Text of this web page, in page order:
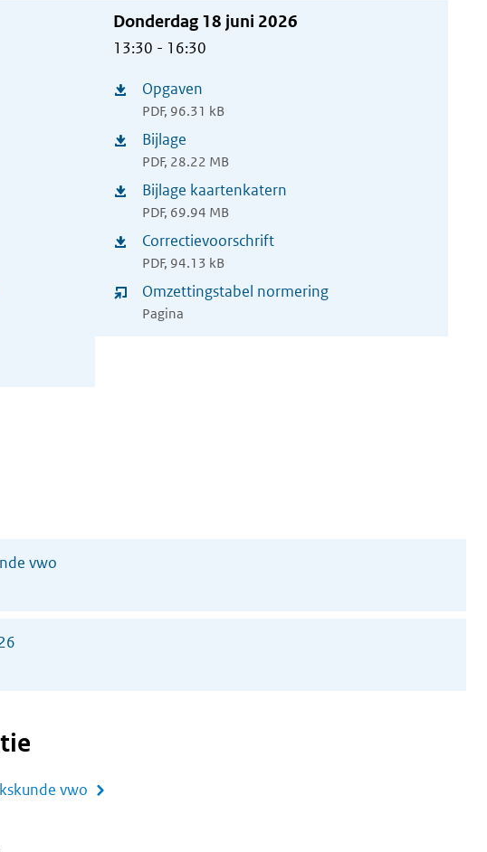
Donderdag 18 juni 2026
13:30 - 16:30
Opgaven
PDF, 96.31 kB
(opent
nieuw
venster)
Bijlage
PDF, 28.22 MB
(opent
nieuw
venster)
Bijlage kaartenkatern
PDF, 69.94 MB
(opent
nieuw
venster)
Correctievoorschrift
PDF, 94.13 kB
(opent
nieuw
Omzettingstabel normering
Pagina
vwo
vwo